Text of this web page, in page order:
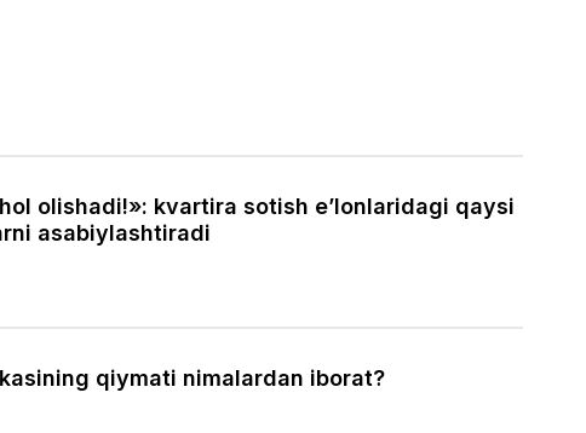
olishadi!»: kvartira sotish e’lonlaridagi qaysi
asabiylashtiradi
qiymati nimalardan iborat?